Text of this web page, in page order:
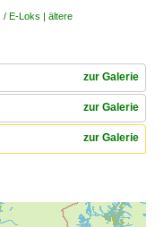
/ E-Loks | ältere
zur Galerie
zur Galerie
zur Galerie